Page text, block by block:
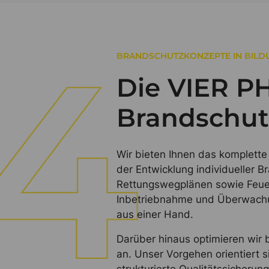
BRANDSCHUTZKONZEPTE IN
Die VIER
Wir bieten Ihnen das
der Entwicklung individueller
Rettungswegplänen sowie
Inbetriebnahme und
aus einer Hand.
Darüber hinaus optimieren wir
an. Unser Vorgehen orientiert